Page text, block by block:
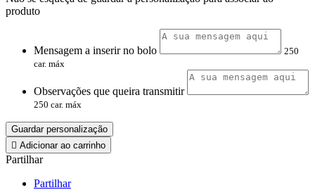
produto
Mensagem a inserir no bolo
250
car. máx
Observações que queira transmitir
250 car. máx
Guardar personalização
 Adicionar ao carrinho
Partilhar
Partilhar